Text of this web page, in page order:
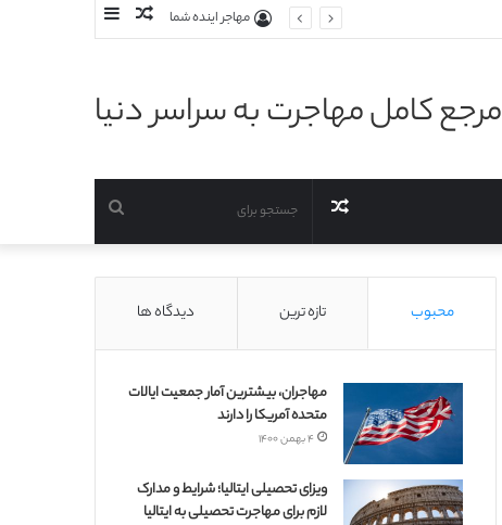
نوشته
مهاجر اینده شما
مرجع کامل مهاجرت به سراسر دنیا
برای
نوشته
تصادفی
محبوب تازه ترین دیدگاه ها
مهاجران، بیشترین آمار جمعیت ایالات
متحده آمریکا را دارند
۴ بهمن ۱۴۰۰
ویزای تحصیلی ایتالیا؛ شرایط و مدارک
لازم برای مهاجرت تحصیلی به ایتالیا